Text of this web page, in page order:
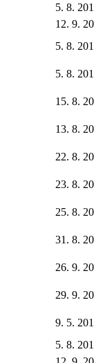
5. 8.
12. 9.
5. 8.
5. 8.
15. 8.
13. 8.
22. 8.
23. 8.
25. 8.
31. 8.
26. 9.
29. 9.
9. 5.
5. 8.